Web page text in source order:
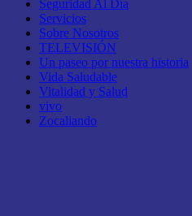
Seguridad Al Día
Servicios
Sobre Nosotros
TELEVISIÓN
Un paseo por nuestra historia
Vida Saludable
Vitalidad y Salud
vivo
Zocaliando